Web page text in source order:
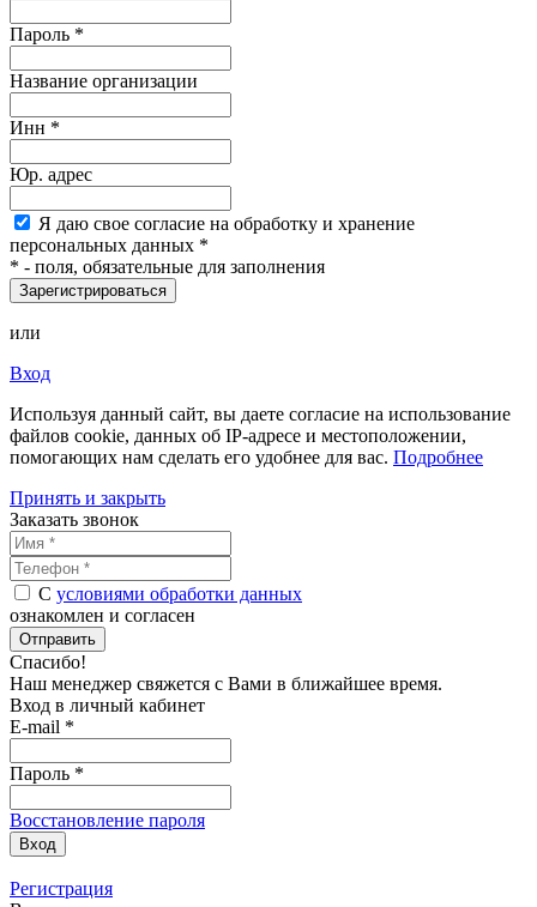
Пароль *
Название организации
Инн *
Юр. адрес
Я даю свое согласие на обработку и хранение
персональных данных *
* - поля, обязательные для заполнения
Зарегистрироваться
или
Вход
Используя данный сайт, вы даете согласие на использование
файлов cookie, данных об IP-адресе и местоположении,
помогающих нам сделать его удобнее для вас. Подробнее
Принять и закрыть
Заказать звонок
С условиями обработки данных
ознакомлен и согласен
Отправить
Спасибо!
Наш менеджер свяжется с Вами в ближайшее время.
Вход в личный кабинет
E-mail *
Пароль *
Восстановление пароля
Вход
Регистрация